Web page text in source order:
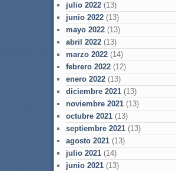
julio 2022(13)
junio 2022(13)
mayo 2022(13)
abril 2022(13)
marzo 2022(14)
febrero 2022(12)
enero 2022(13)
diciembre 2021(13)
noviembre 2021(13)
octubre 2021(13)
septiembre 2021(13)
agosto 2021(13)
julio 2021(14)
junio 2021(13)